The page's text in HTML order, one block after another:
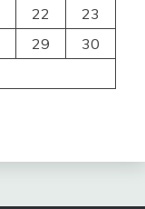
22
23
29
30